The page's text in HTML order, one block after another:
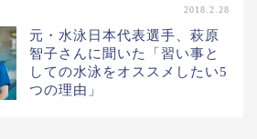
2018.2.28
元・水泳日本代表選手、萩原
智子さんに聞いた「習い事と
しての水泳をオススメしたい5
つの理由」